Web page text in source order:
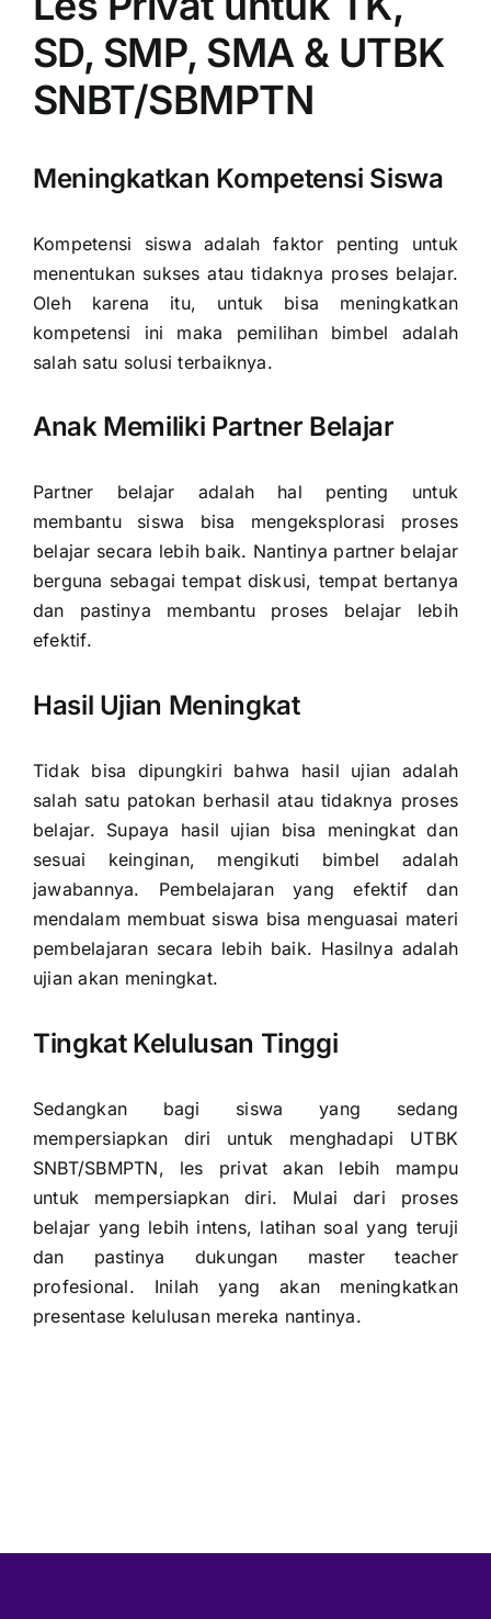
SD, SMP, SMA & UTBK
SNBT/SBMPTN
Meningkatkan Kompetensi Siswa
Kompetensi siswa adalah faktor penting untuk
menentukan sukses atau tidaknya proses belajar.
Oleh karena itu, untuk bisa meningkatkan
kompetensi ini maka pemilihan bimbel adalah
salah satu solusi terbaiknya.
Anak Memiliki Partner Belajar
Partner belajar adalah hal penting untuk
membantu siswa bisa mengeksplorasi proses
belajar secara lebih baik. Nantinya partner belajar
berguna sebagai tempat diskusi, tempat bertanya
dan pastinya membantu proses belajar lebih
efektif.
Hasil Ujian Meningkat
Tidak bisa dipungkiri bahwa hasil ujian adalah
salah satu patokan berhasil atau tidaknya proses
belajar. Supaya hasil ujian bisa meningkat dan
sesuai keinginan, mengikuti bimbel adalah
jawabannya. Pembelajaran yang efektif dan
mendalam membuat siswa bisa menguasai materi
pembelajaran secara lebih baik. Hasilnya adalah
ujian akan meningkat.
Tingkat Kelulusan Tinggi
Sedangkan bagi siswa yang sedang
mempersiapkan diri untuk menghadapi UTBK
SNBT/SBMPTN, les privat akan lebih mampu
untuk mempersiapkan diri. Mulai dari proses
belajar yang lebih intens, latihan soal yang teruji
dan pastinya dukungan master teacher
profesional. Inilah yang akan meningkatkan
presentase kelulusan mereka nantinya.